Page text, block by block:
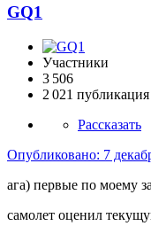
GQ1
Участники
3 506
2 021 публикация
Рассказать
Опубликовано: 7
ага) первые по моему
самолет оценил